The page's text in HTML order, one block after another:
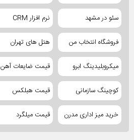
سئو در مشهد نرم افزار CRM
فروشگاه انتخاب من هتل های تهران
میکروبلیدینگ ابرو قیمت ضایعات آهن
کوچینگ سازمانی قیمت هبلکس
خرید میز اداری مدرن قیمت میلگرد